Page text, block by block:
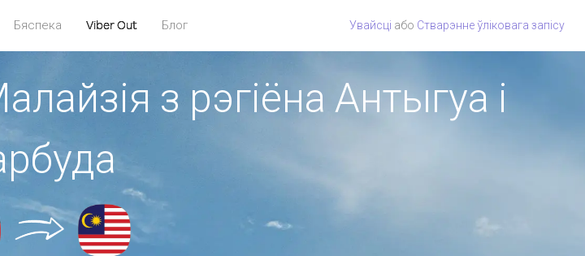
Бяспека Viber Out Блог Увайсці або Стварэнне ўліковага запісу
з рэгіёна Антыгуа і